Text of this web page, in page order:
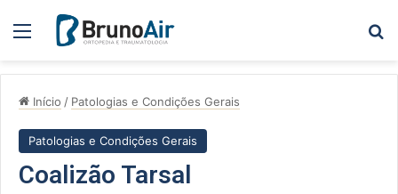
Menu
Início / Patologias e Condições Gerais
Patologias e Condições Gerais
Coalizão Tarsal